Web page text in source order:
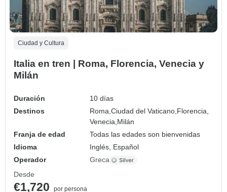
Ciudad y Cultura
Italia en tren | Roma, Florencia, Venecia y
Milán
Duración
10 días
Destinos
Roma,Ciudad del Vaticano,Florencia,
Venecia,Milán
Franja de edad
Todas las edades son bienvenidas
Idioma
Inglés, Español
Operador
Greca
Desde
€1,720
por persona